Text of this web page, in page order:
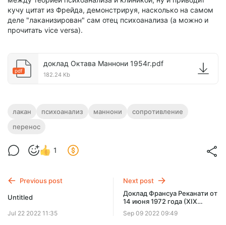
кучу цитат из Фрейда, демонстрируя, насколько на самом
деле "лаканизирован" сам отец психоанализа (а можно и
прочитать vice versa).
pdf
доклад Октава Маннони 1954г.pdf
182.24 Kb
лакан психоанализ маннони
сопротивление
перенос
1
Previous post
Untitled
Jul 22 2022 11:35
Next post
Доклад Франсуа Реканати от
14 июня 1972 года (XIX
семинар)
Sep 09 2022 09:49